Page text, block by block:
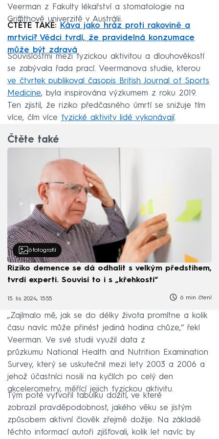
Veerman z Fakulty lékařství a stomatologie na
Griffithově univerzitě v Austrálii.
ČTĚTE TAKÉ: Káva jako hráz proti rakovině a
mrtvici? Vědci tvrdí, že pravidelná konzumace
může být zdravá
Souvislostmi mezi fyzickou aktivitou a dlouhověkostí
se zabývala řada prací. Veermanova studie, kterou
ve čtvrtek publikoval časopis British Journal of Sports
Medicine, byla inspirována výzkumem z roku 2019.
Ten zjistil, že riziko předčasného úmrtí se snižuje tím
více, čím více fyzické aktivity lidé vykonávají.
Čtěte také
6 fotografií
Riziko demence se dá odhalit s velkým předstihem,
tvrdí experti. Souvisí to i s „křehkostí“
15. lis 2024, 15:55 6 min čtení
„Zajímalo mě, jak se do délky života promítne a kolik
času navíc může přinést jediná hodina chůze,“ řekl
Veerman. Ve své studii využil data z
průzkumu National Health and Nutrition Examination
Survey, který se uskutečnil mezi lety 2003 a 2006 a
jehož účastníci nosili na kyčlích po celý den
akcelerometry, měřící jejich fyzickou aktivitu.
Tým poté vytvořil tabulku dožití, ve které
zobrazil pravděpodobnost, jakého věku se jistým
způsobem aktivní člověk zřejmě dožije. Na základě
těchto informací autoři zjišťovali, kolik let navíc by